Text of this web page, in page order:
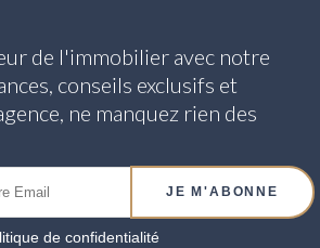
de l'immobilier avec notre
conseils exclusifs et
ne manquez rien des
de confidentialité